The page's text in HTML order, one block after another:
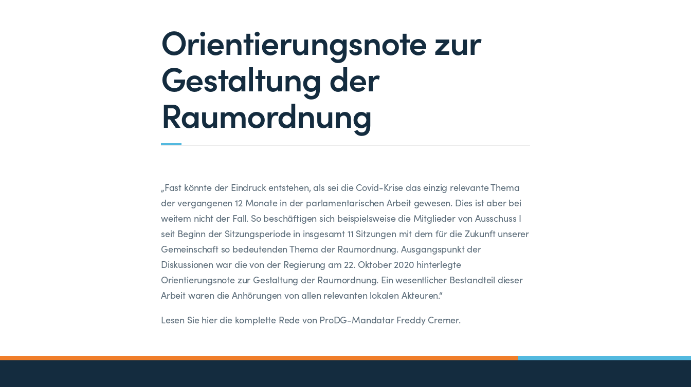
Orientierungsnote zur
Gestaltung der
Raumordnung
„Fast könnte der Eindruck entstehen, als sei die Covid-Krise das einzig relevante Thema
der vergangenen 12 Monate in der parlamentarischen Arbeit gewesen. Dies ist aber bei
weitem nicht der Fall. So beschäftigen sich beispielsweise die Mitglieder von Ausschuss I
seit Beginn der Sitzungsperiode in insgesamt 11 Sitzungen mit dem für die Zukunft unserer
Gemeinschaft so bedeutenden Thema der Raumordnung. Ausgangspunkt der
Diskussionen war die von der Regierung am 22. Oktober 2020 hinterlegte
Orientierungsnote zur Gestaltung der Raumordnung. Ein wesentlicher Bestandteil dieser
Arbeit waren die Anhörungen von allen relevanten lokalen Akteuren.“
Lesen Sie hier die komplette Rede von ProDG-Mandatar Freddy Cremer.